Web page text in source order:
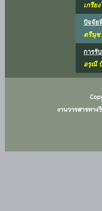
เกรีย
ปัจจัย
ตรีนุช
การรั
อรุณี